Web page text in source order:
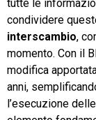
tutte le
condividere
interscambio,
momento. Con il
modifica
anni,
l’esecuzione